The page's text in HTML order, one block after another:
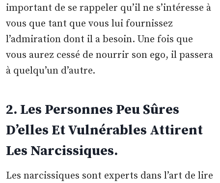
important de se rappeler qu’il ne s’intéresse à
vous que tant que vous lui fournissez
l’admiration dont il a besoin. Une fois que
vous aurez cessé de nourrir son ego, il passera
à quelqu’un d’autre.
2. Les Personnes Peu Sûres
D’elles Et Vulnérables Attirent
Les Narcissiques.
Les narcissiques sont experts dans l’art de lire